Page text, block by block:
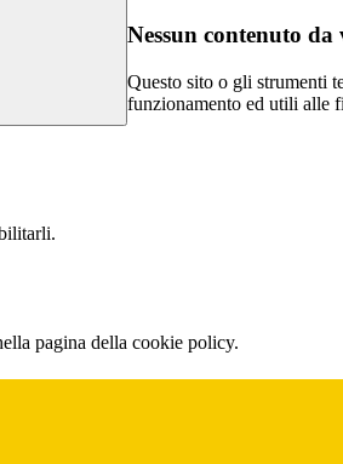
Nessun contenuto da
Questo sito o gli strumenti
funzionamento ed utili alle
pagina della cookie policy.